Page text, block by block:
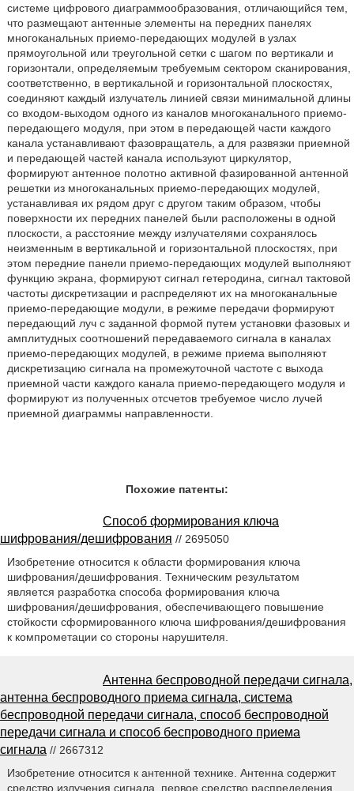
системе цифрового диаграммообразования, отличающийся тем,
что размещают антенные элементы на передних панелях
многоканальных приемо-передающих модулей в узлах
прямоугольной или треугольной сетки с шагом по вертикали и
горизонтали, определяемым требуемым сектором сканирования,
соответственно, в вертикальной и горизонтальной плоскостях,
соединяют каждый излучатель линией связи минимальной длины
со входом-выходом одного из каналов многоканального приемо-
передающего модуля, при этом в передающей части каждого
канала устанавливают фазовращатель, а для развязки приемной
и передающей частей канала используют циркулятор,
формируют антенное полотно активной фазированной антенной
решетки из многоканальных приемо-передающих модулей,
устанавливая их рядом друг с другом таким образом, чтобы
поверхности их передних панелей были расположены в одной
плоскости, а расстояние между излучателями сохранялось
неизменным в вертикальной и горизонтальной плоскостях, при
этом передние панели приемо-передающих модулей выполняют
функцию экрана, формируют сигнал гетеродина, сигнал тактовой
частоты дискретизации и распределяют их на многоканальные
приемо-передающие модули, в режиме передачи формируют
передающий луч с заданной формой путем установки фазовых и
амплитудных соотношений передаваемого сигнала в каналах
приемо-передающих модулей, в режиме приема выполняют
дискретизацию сигнала на промежуточной частоте с выхода
приемной части каждого канала приемо-передающего модуля и
формируют из полученных отсчетов требуемое число лучей
приемной диаграммы направленности.
Похожие патенты:
Способ формирования ключа
шифрования/дешифрования // 2695050
Изобретение относится к области формирования ключа
шифрования/дешифрования. Техническим результатом
является разработка способа формирования ключа
шифрования/дешифрования, обеспечивающего повышение
стойкости сформированного ключа шифрования/дешифрования
к компрометации со стороны нарушителя.
Антенна беспроводной передачи сигнала,
антенна беспроводного приема сигнала, система
беспроводной передачи сигнала, способ беспроводной
передачи сигнала и способ беспроводного приема
сигнала // 2667312
Изобретение относится к антенной технике. Антенна содержит
средство излучения сигнала, первое средство распределения